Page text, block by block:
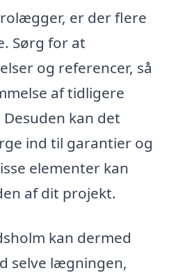
er der flere
Sørg for at
og referencer, så
af tidligere
kan det
ind til garantier og
elementer kan
af dit projekt.
kan dermed
selve lægningen,